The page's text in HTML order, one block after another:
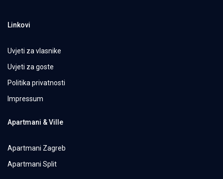
Linkovi
Uvjeti za vlasnike
Uvjeti za goste
Politika privatnosti
Impressum
Apartmani & Ville
Apartmani Zagreb
Apartmani Split